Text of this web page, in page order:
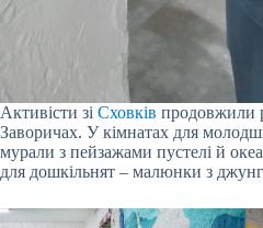
Активісти зі Сховків продовжили
Заворичах. У кімнатах для
мурали з пейзажами пустелі й
для дошкільнят – малюнки з